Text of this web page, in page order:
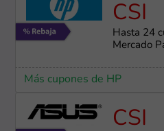
CSI
Hasta 24
Mercado
Más cupones de HP
CSI